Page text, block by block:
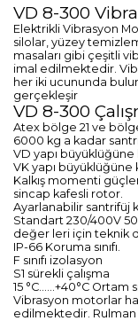
VD 8-300
Elektrikli Vibrasyon
silolar, yüzey
masaları gibi çeşitli
imal edilmektedir.
her iki ucununda
gerçekleşir
VD 8-300
Atex bölge 21 ve
6000 kg a kadar
VD yapı
VK yapı
Kalkış momenti
sincap kafesli rotor.
Ayarlanabilir santrifüj
Standart 230/400V
değer leri için teknik
IP-66 Koruma sınıfı.
F sınıfı izolasyon
S1 sürekli çalışma
15 °C……+40°C Ortam
Vibrasyon motorlar
edilmektedir. Rulman